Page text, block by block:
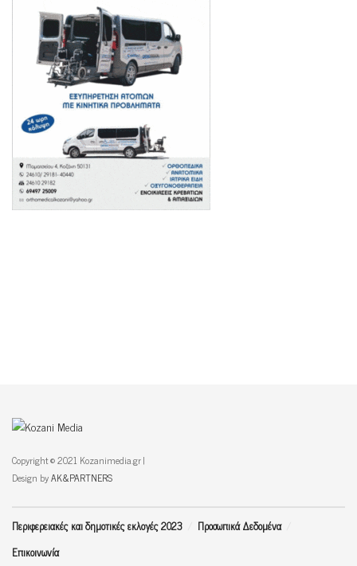
Copyright © 2021 Kozanimedia.gr |
Design byAK&PARTNERS
Περιφερειακές και δημοτικές εκλογές 2023
Προσωπικά Δεδομένα
Επικοινωνία